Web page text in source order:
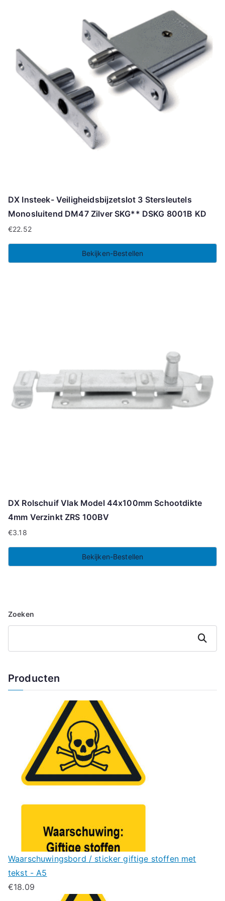
DX Insteek- Veiligheidsbijzetslot 3 Stersleutels
Monosluitend DM47 Zilver SKG** DSKG 8001B KD
€22.52
Bekijken-Bestellen
DX Rolschuif Vlak Model 44x100mm Schootdikte
4mm Verzinkt ZRS 100BV
€3.18
Bekijken-Bestellen
Zoeken
Zoeken
Producten
Waarschuwingsbord / sticker giftige stoffen met
tekst - A5
€18.09